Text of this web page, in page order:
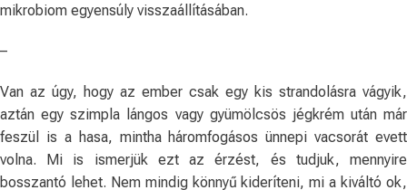
mikrobiom egyensúly visszaállításában.
–
Van az úgy, hogy az ember csak egy kis strandolásra vágyik,
aztán egy szimpla lángos vagy gyümölcsös jégkrém után már
feszül is a hasa, mintha háromfogásos ünnepi vacsorát evett
volna. Mi is ismerjük ezt az érzést, és tudjuk, mennyire
bosszantó lehet. Nem mindig könnyű kideríteni, mi a kiváltó ok,